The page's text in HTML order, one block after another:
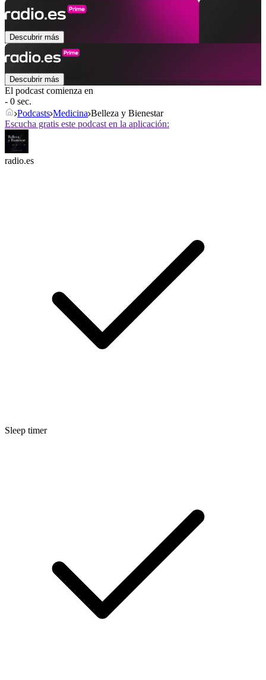
Descubrir más
Descubrir más
El podcast comienza en
- 0 sec.
Podcasts Medicina Belleza y Bienestar
Escucha gratis este podcast en la aplicación:
radio.es
Sleep timer